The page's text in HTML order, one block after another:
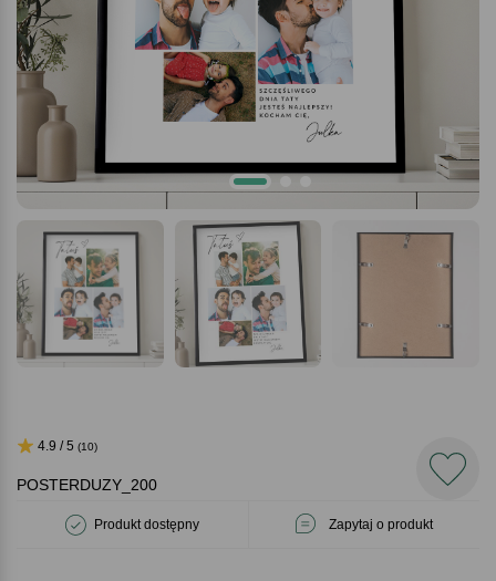
POSTERDUZY_200
Produkt dostępny Zapytaj o produkt
4.9 / 5 (10)